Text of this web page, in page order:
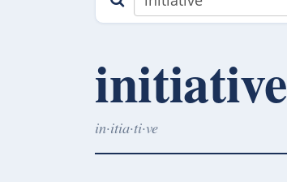
initiative
in·itia·ti·ve